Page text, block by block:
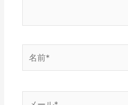
前